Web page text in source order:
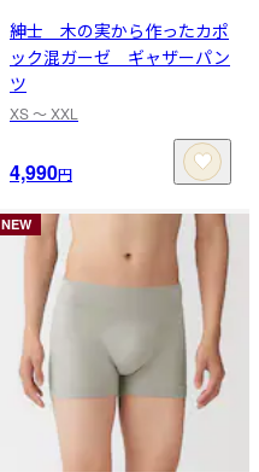
紳士 木の実から作ったカポ
ック混ガーゼ ギャザーパン
ツ
XS 〜 XXL
4,990円
NEW